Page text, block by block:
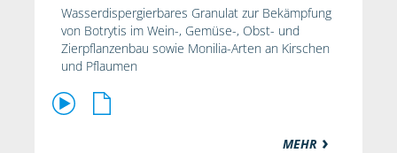
Wasserdispergierbares Granulat zur Bekämpfung
von Botrytis im Wein-, Gemüse-, Obst- und
Zierpflanzenbau sowie Monilia-Arten an Kirschen
und Pflaumen
MEHR